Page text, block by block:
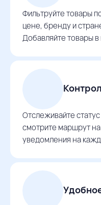
Фильтруйте товары
цене, бренду и
Добавляйте товары
Отслеживайте
смотрите маршрут на
уведомления на